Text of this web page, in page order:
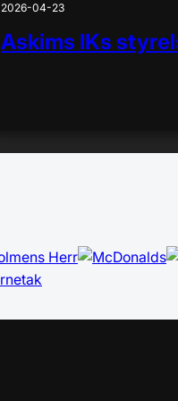
2026-04-23
Askims IKs